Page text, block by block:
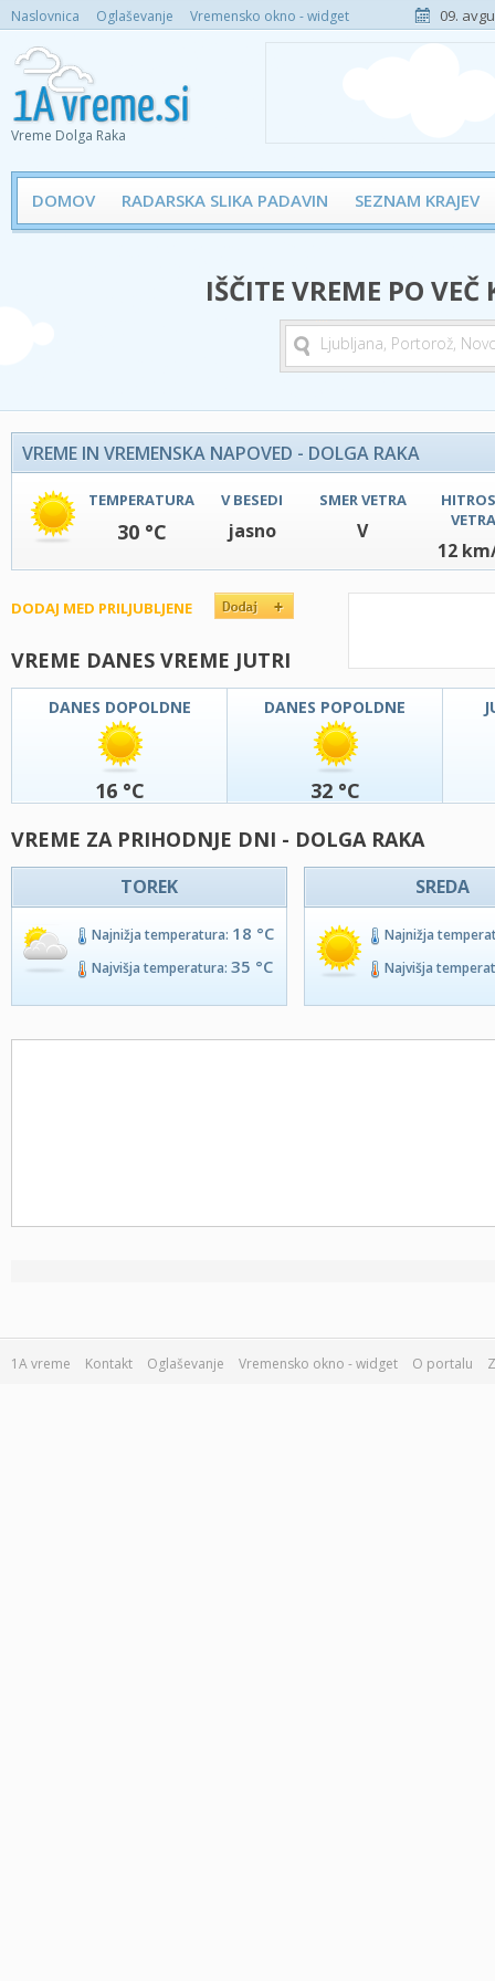
Naslovnica Oglaševanje Vremensko okno - widget 09.
Vreme Dolga Raka
DOMOV RADARSKA SLIKA PADAVIN SEZNAM KRAJEV
IŠČITE VREME PO
VREME IN VREMENSKA NAPOVED - DOLGA RAKA
TEMPERATURA
30 °C
V BESEDI
jasno
SMER VETRA
V
VETRA
12
DODAJ MED PRILJUBLJENE
VREME DANES VREME JUTRI
DANES DOPOLDNE
16 °C
DANES POPOLDNE
32 °C
VREME ZA PRIHODNJE DNI - DOLGA RAKA
TOREK
Najnižja temperatura: 18 °C
Najvišja temperatura: 35 °C
SREDA
Najnižja
Najvišja
1A vreme Kontakt Oglaševanje Vremensko okno - widget O portalu